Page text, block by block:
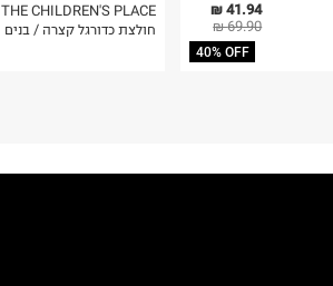
THE CHILDREN'S PLACE
חולצת כדורגל קצרה / בנים
41.94 ₪
69.90 ₪
40% OFF